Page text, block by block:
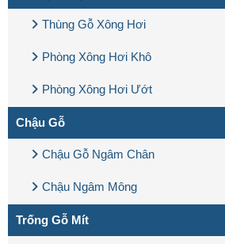
Thùng Gỗ Xông Hơi
Phòng Xông Hơi Khô
Phòng Xông Hơi Ướt
Chậu Gỗ
Chậu Gỗ Ngâm Chân
Chậu Ngâm Mông
Trống Gỗ Mít